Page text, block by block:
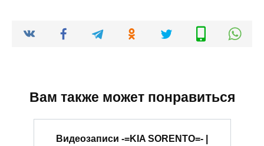
Вам также может понравиться
Видеозаписи -=KIA SORENTO=- |